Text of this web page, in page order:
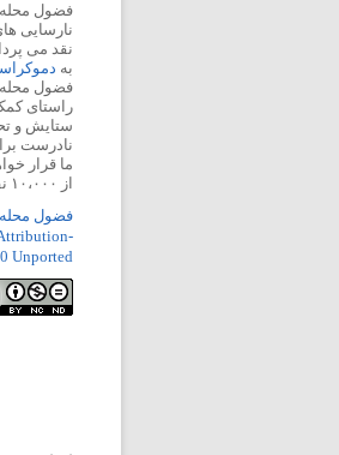
نارسایی
نقد می
به
فضول محله
راستای
ستایش و
نادرست
ما قرار
از ۱۰،۰۰۰ نفر از این سایت دیدن می کنند.
فضول محله
Unported